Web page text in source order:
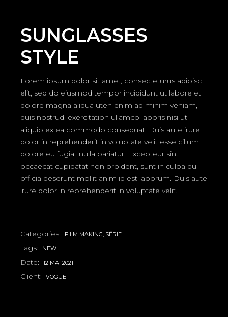
SUNGLASSES
STYLE
Lorem ipsum dolor sit amet, consecteturus adipisc
elit, sed do eiusmod tempor incididunt ut labore et
dolore magna aliqua uten enim ad minim veniam,
quis nostrud. exercitation ullamco laboris nisi ut
aliquip ex ea commodo consequat. Duis aute irure
dolor in reprehenderit in voluptate velit esse cillum
dolore eu fugiat nulla pariatur. Excepteur sint
occaecat cupidatat non proident, sunt in culpa qui
officia deserunt mollit anim id est laborum. Duis aute
irure dolor in reprehenderit in voluptate velit.
Categories: FILM MAKING SÉRIE
Tags: NEW
Date: 12 MAI 2021
Client: VOGUE